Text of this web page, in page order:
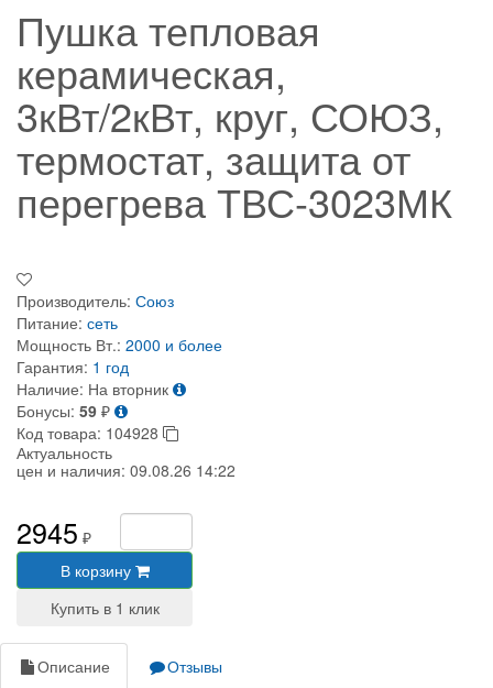
Пушка тепловая
керамическая,
3кВт/2кВт, круг, СОЮЗ,
термостат, защита от
перегрева ТВС-3023МК
Производитель: Союз
Питание: сеть
Мощность Вт.: 2000 и более
Гарантия: 1 год
Наличие: На вторник
Бонусы: 59 ₽
Код товара: 104928
Актуальность
цен и наличия: 09.08.26 14:22
2945 ₽
В корзину
Описание
Отзывы